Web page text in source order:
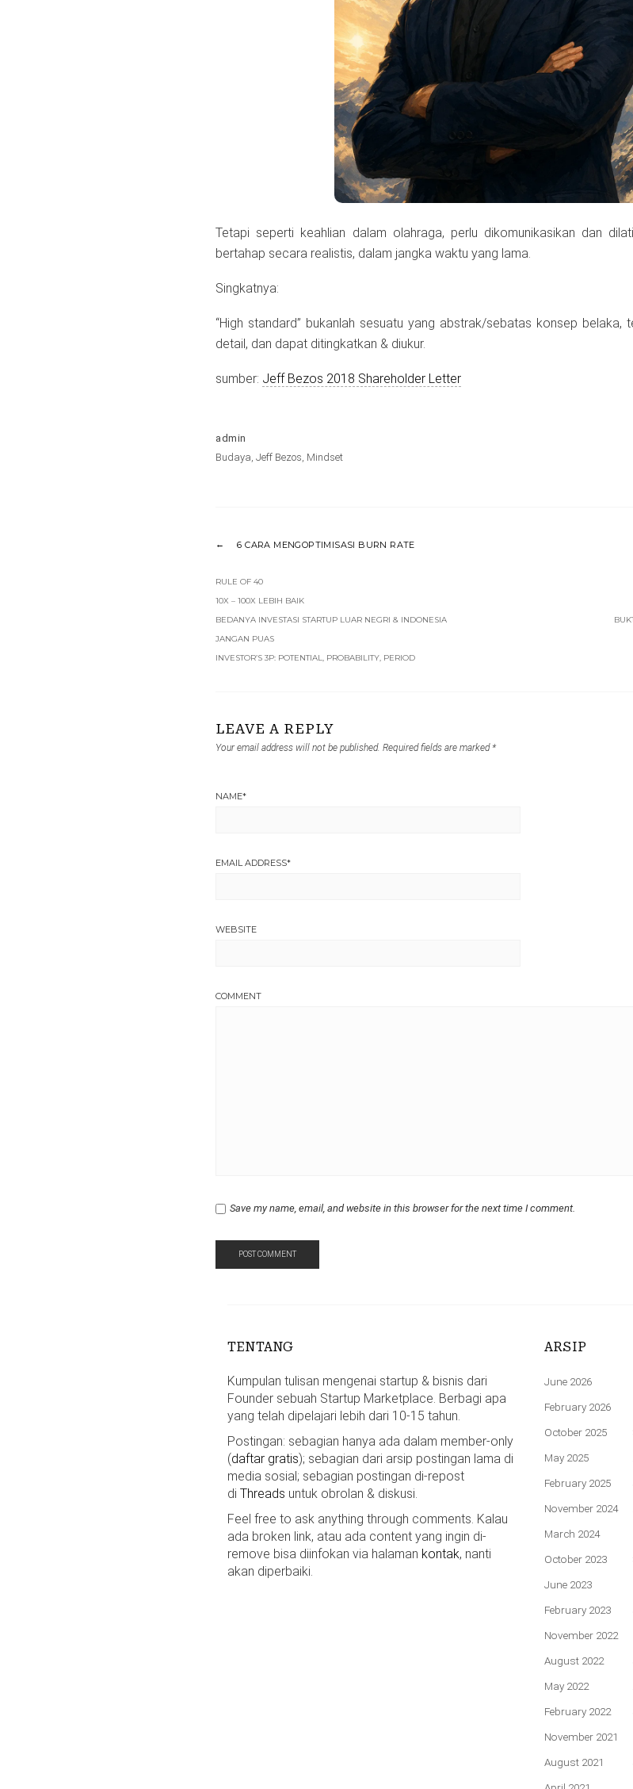
Tetapi seperti keahlian dalam olahraga, perlu dikomunikasikan dan
bertahap secara realistis, dalam jangka waktu yang lama.
Singkatnya:
“High standard” bukanlah sesuatu yang abstrak/sebatas konsep
detail, dan dapat ditingkatkan & diukur.
sumber: Jeff Bezos 2018 Shareholder Letter
admin
Budaya Jeff Bezos Mindset
6 CARA MENGOPTIMISASI BURN RATE
RULE OF 40
10X – 100X LEBIH BAIK
BEDANYA INVESTASI STARTUP LUAR NEGRI & INDONESIA
JANGAN PUAS
INVESTOR’S 3P: POTENTIAL, PROBABILITY, PERIOD
LEAVE A REPLY
Your email address will not be published. Required fields are marked *
NAME*
EMAIL ADDRESS*
WEBSITE
COMMENT
Save my name, email, and website in this browser for the next time I comment.
TENTANG
Kumpulan tulisan mengenai startup & bisnis dari
Founder sebuah Startup Marketplace. Berbagi apa
yang telah dipelajari lebih dari 10-15 tahun.
Postingan: sebagian hanya ada dalam member-only
(daftar gratis); sebagian dari arsip postingan lama di
media sosial; sebagian postingan di-repost
di Threads untuk obrolan & diskusi.
Feel free to ask anything through comments. Kalau
ada broken link, atau ada content yang ingin di-
remove bisa diinfokan via halaman kontak, nanti
akan diperbaiki.
ARSIP
June 2026
February 2026
October 2025
May 2025
February 2025
November 2024
March 2024
October 2023
June 2023
February 2023
November 2022
August 2022
May 2022
February 2022
November 2021
August 2021